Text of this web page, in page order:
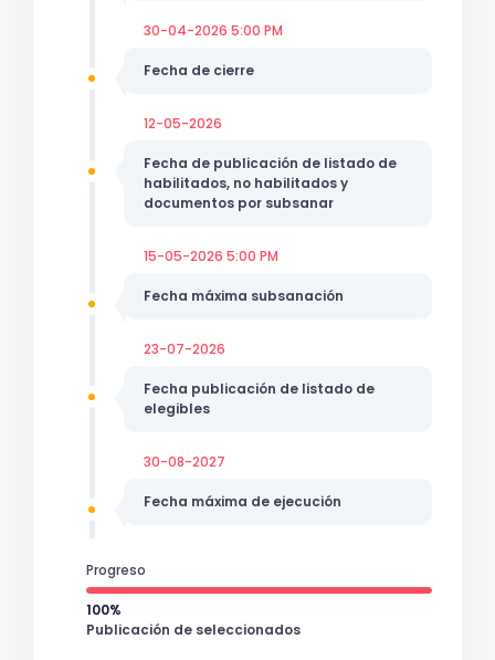
30-04-2026 5:00 PM
Fecha de cierre
12-05-2026
Fecha de publicación de listado de
habilitados, no habilitados y
documentos por subsanar
15-05-2026 5:00 PM
Fecha máxima subsanación
23-07-2026
Fecha publicación de listado de
elegibles
30-08-2027
Fecha máxima de ejecución
Progreso
100%
Publicación de seleccionados